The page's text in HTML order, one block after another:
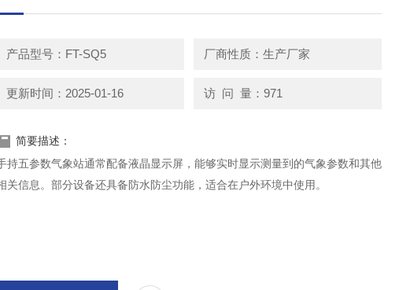
产品型号：FT-SQ5 厂商性质：生产厂家
更新时间：2025-01-16 访 问 量：971
简要描述：
持五参数气象站通常配备液晶显示屏，能够实时显示测量到的气象参数和其他
关信息。部分设备还具备防水防尘功能，适合在户外环境中使用。